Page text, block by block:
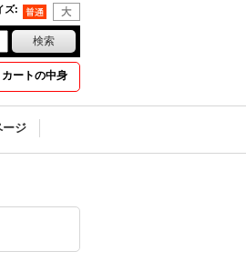
ズ:
カートの中身
ージ